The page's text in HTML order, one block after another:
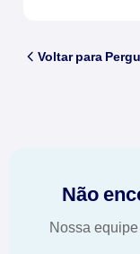
Voltar para
Não
Nossa